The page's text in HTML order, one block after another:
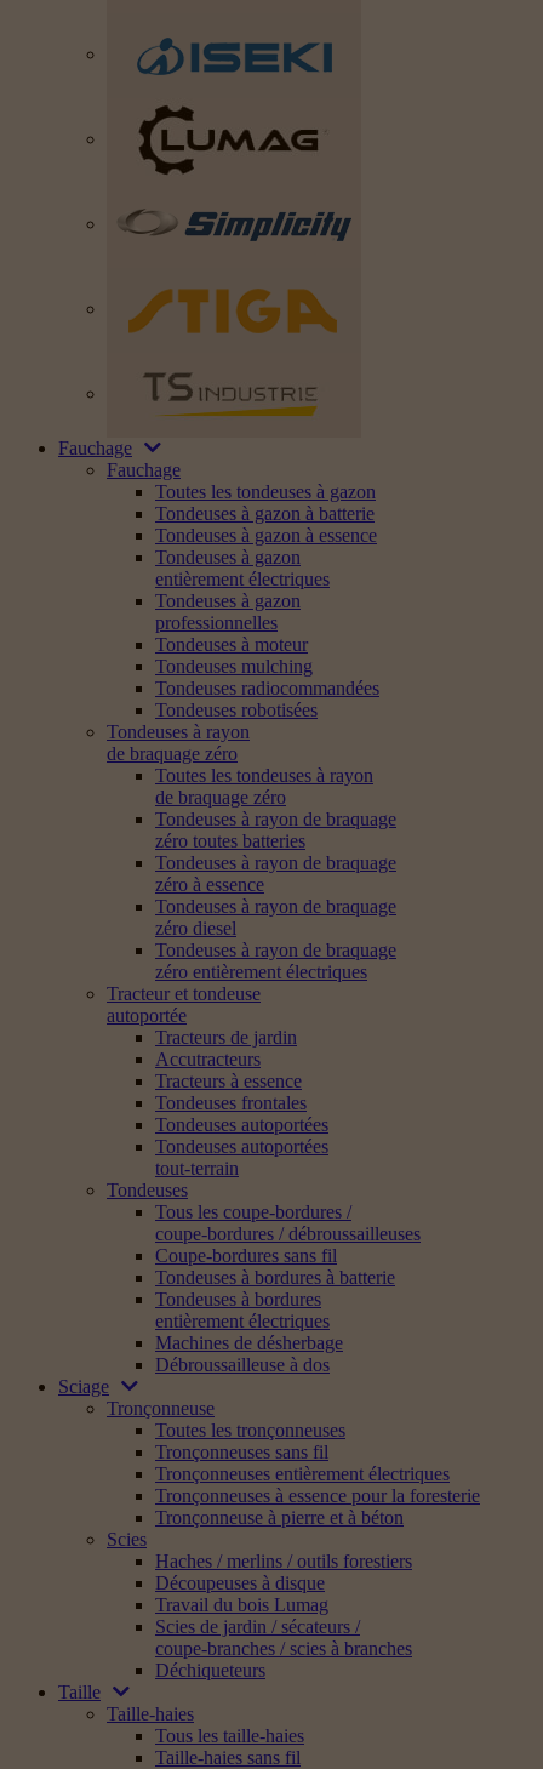
Fauchage
Fauchage
Toutes les tondeuses à gazon
Tondeuses à gazon à batterie
Tondeuses à gazon à essence
Tondeuses à gazon
entièrement électriques
Tondeuses à gazon
professionnelles
Tondeuses à moteur
Tondeuses mulching
Tondeuses radiocommandées
Tondeuses robotisées
Tondeuses à rayon
de braquage zéro
Toutes les tondeuses à rayon
de braquage zéro
Tondeuses à rayon de braquage
zéro toutes batteries
Tondeuses à rayon de braquage
zéro à essence
Tondeuses à rayon de braquage
zéro diesel
Tondeuses à rayon de braquage
zéro entièrement électriques
Tracteur et tondeuse
autoportée
Tracteurs de jardin
Accutracteurs
Tracteurs à essence
Tondeuses frontales
Tondeuses autoportées
Tondeuses autoportées
tout-terrain
Tondeuses
Tous les coupe-bordures /
coupe-bordures / débroussailleuses
Coupe-bordures sans fil
Tondeuses à bordures à batterie
Tondeuses à bordures
entièrement électriques
Machines de désherbage
Débroussailleuse à dos
Sciage
Tronçonneuse
Toutes les tronçonneuses
Tronçonneuses sans fil
Tronçonneuses entièrement électriques
Tronçonneuses à essence pour la foresterie
Tronçonneuse à pierre et à béton
Scies
Haches / merlins / outils forestiers
Découpeuses à disque
Travail du bois Lumag
Scies de jardin / sécateurs /
coupe-branches / scies à branches
Déchiqueteurs
Taille
Taille-haies
Tous les taille-haies
Taille-haies sans fil